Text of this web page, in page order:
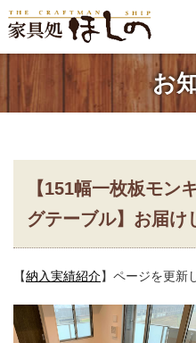
お
【151幅一枚板モン
グテーブル】お届け
【納入実績紹介】ページを更新